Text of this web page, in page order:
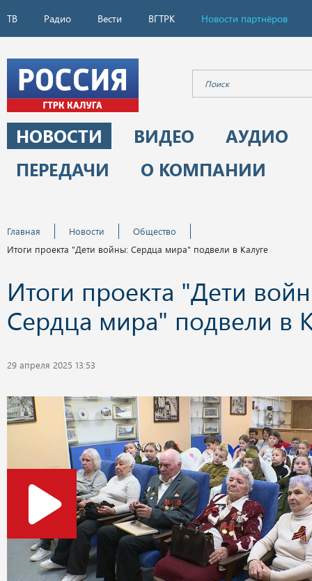
ТВ Радио Вести ВГТРК Новости партнёров
НОВОСТИ ВИДЕО
АУДИО
ПЕРЕДАЧИ
О КОМПАНИИ
Главная Новости
Общество
Итоги проекта "Дети войны: Сердца мира" подвели в Калуге
Итоги проекта "Дети
Сердца мира" подвели в
29 апреля 2025 13:53